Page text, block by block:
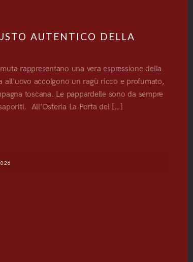
AUTENTICO DELLA
rappresentano una vera espressione della
accolgono un ragù ricco e profumato,
toscana. Le pappardelle sono da sempre
All’Osteria La Porta del […]